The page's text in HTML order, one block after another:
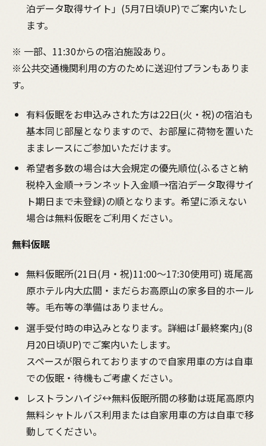
泊データ取得サイト」(5月7日頃UP)でご案内いたし
ます。
※ 一部、11:30からの宿泊施設あり。
※公共交通機関利用の方のために送迎付プランもありま
す。
有料仮眠をお申込みされた方は22日(火・祝)の宿泊も
基本同じ部屋となりますので、お部屋に荷物を置いた
ままレースにご参加いただけます。
希望者多数の場合は大会規定の優先順位(ふるさと納
税枠入金順→ランネット入金順→宿泊データ取得サイ
ト期日まで未登録)の順となります。希望に添えない
場合は無料仮眠をご利用ください。
無料仮眠
無料仮眠所(21日(月・祝)11:00～17:30使用可) 斑尾高
原ホテル内大広間・まだらお高原山の家多目的ホール
等。毛布等の準備はありません。
選手受付時の申込みとなります。詳細は｢最終案内｣(8
月20日頃UP)でご案内いたします。
スペースが限られておりますので自家用車の方は自車
での仮眠・待機もご考慮ください。
レストランハイジ↔無料仮眠所間の移動は斑尾高原内
無料シャトルバス利用または自家用車の方は自車で移
動してください。